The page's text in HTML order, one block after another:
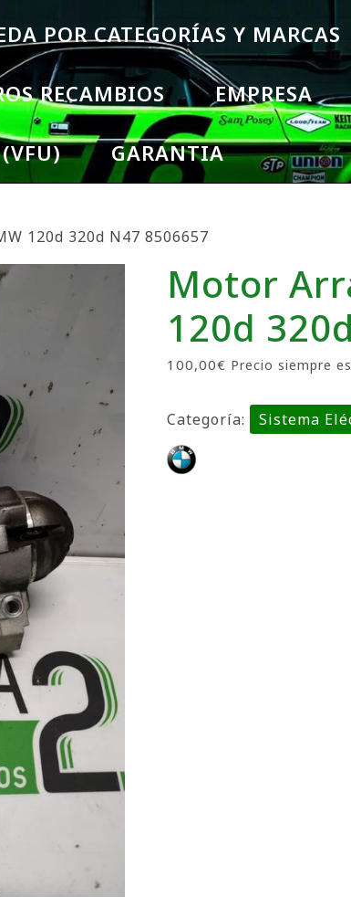
POR CATEGORÍAS Y MARCAS
RECAMBIOS EMPRESA
GARANTIA
120d 320d N47 8506657
Motor
120d
100,00€ Precio siempre
Categoría: Sistema